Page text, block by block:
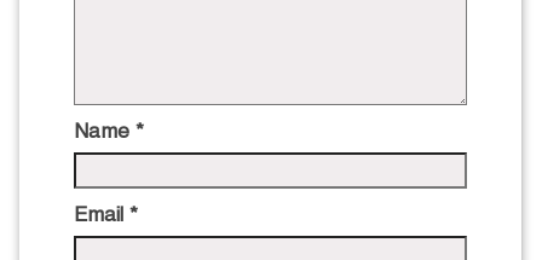
Name *
Email *